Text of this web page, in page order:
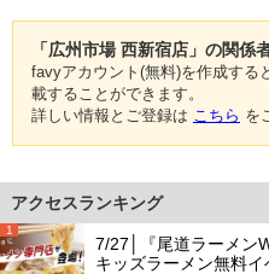
「広州市場 西新宿店」の関係
favyアカウント(無料)を作成する
載することができます。
詳しい情報とご登録は こちら を
アクセスランキング
1
7/27│『尾道ラーメン
キッズラーメン無料